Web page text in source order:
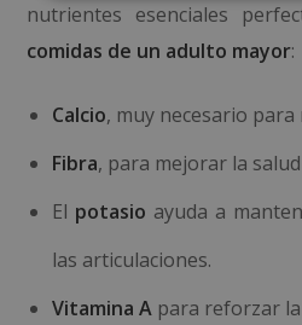
nutrientes esenciales
comidas de un adulto mayor:
Calcio, muy necesario
Fibra, para mejorar la
El potasio ayuda a
las articulaciones.
Vitamina A para reforzar